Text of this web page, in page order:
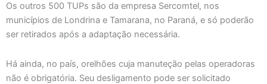
Os outros 500 TUPs são da empresa Sercomtel, nos
municípios de Londrina e Tamarana, no Paraná, e só poderão
ser retirados após a adaptação necessária.
Há ainda, no país, orelhões cuja manuteção pelas operadoras
não é obrigatória. Seu desligamento pode ser solicitado